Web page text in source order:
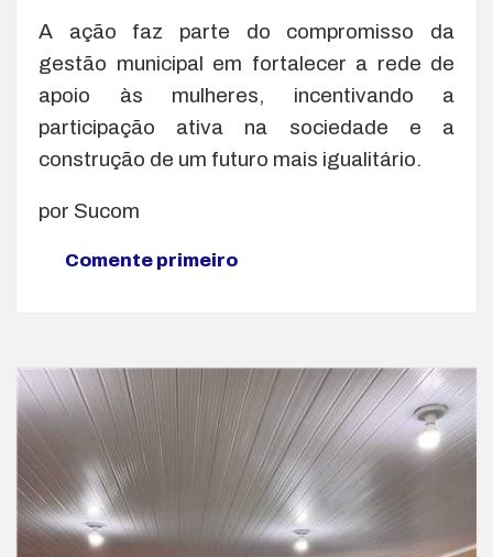
A ação faz parte do compromisso da
gestão municipal em fortalecer a rede de
apoio às mulheres, incentivando a
participação ativa na sociedade e a
construção de um futuro mais igualitário.
por Sucom
Comente primeiro